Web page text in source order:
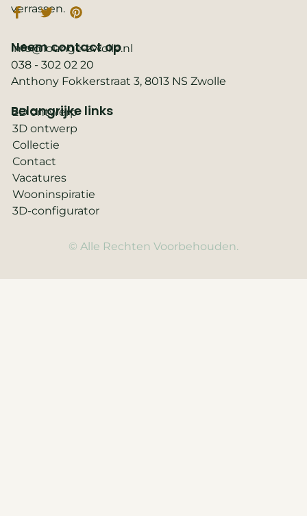
verrassen.
Belangrijke links
2D ontwerp
3D ontwerp
Collectie
Contact
Vacatures
Wooninspiratie
3D-configurator
Neem contact op
info@lounge-zwolle.nl
038 - 302 02 20
Anthony Fokkerstraat 3, 8013 NS Zwolle
© Alle Rechten Voorbehouden.